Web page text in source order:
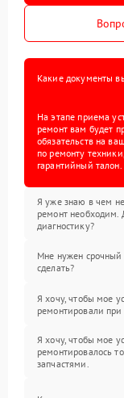
Какие документы
На этапе приема
ремонт вам будет
обязательств на
по ремонту
гарантийный талон.
Я уже знаю в чем
ремонт необходим.
диагностику?
Мне нужен
сделать?
Я хочу, чтобы мое
ремонтировали при
Я хочу, чтобы мое
ремонтировалось
запчастями.